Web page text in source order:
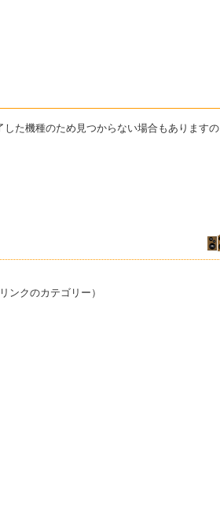
た機種のため見つからない場合もありますの
ンクのカテゴリー）